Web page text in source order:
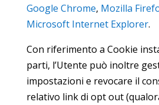
Google Chrome, Mozilla
Microsoft Internet Explorer.
Con riferimento a Cookie
parti, l’Utente può inoltre
impostazioni e revocare il
relativo link di opt out